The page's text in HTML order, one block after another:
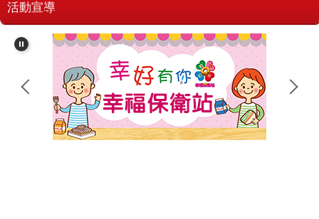
回首頁
學生和家長專區
招生專區
校長簡介
活動宣導